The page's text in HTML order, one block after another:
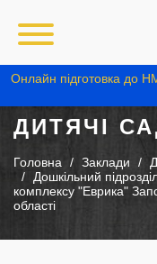
Онлайн підготовка до
ДИТЯЧІ
Головна Заклади
Дошкільний
комплексу "Еврика"
області